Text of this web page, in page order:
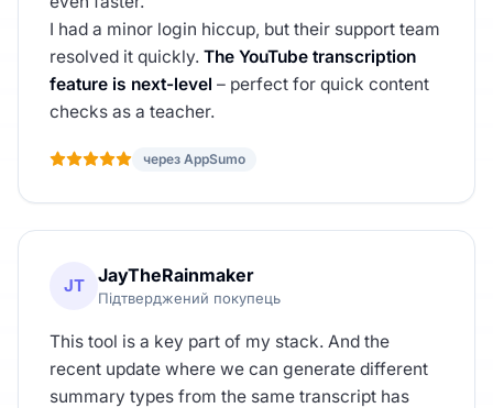
I had a minor login hiccup, but their support team
resolved it quickly. The YouTube transcription
feature is next-level – perfect for quick content
checks as a teacher.
через AppSumo
JT JayTheRainmaker
Підтверджений покупець
This tool is a key part of my stack. And the
recent update where we can generate different
summary types from the same transcript has